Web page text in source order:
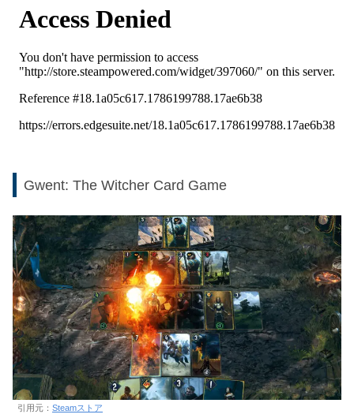
Gwent: The Witcher Card Game
引用元： Steamストア